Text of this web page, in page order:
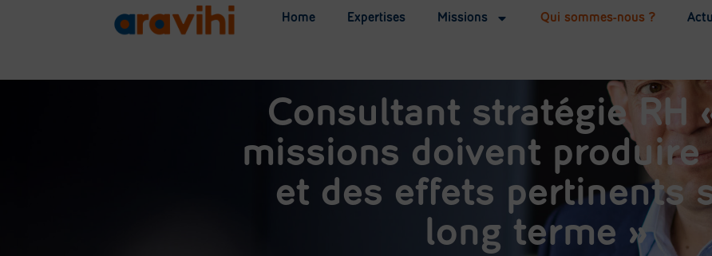
Home Expertises Missions Qui sommes-nous ?
Consultant stratégie RH
missions doivent produire
et des effets pertinents
long terme »